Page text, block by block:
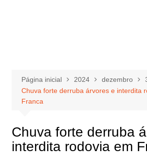
Página inicial 2024 dezembro
Chuva forte derruba árvores e interdita
Franca
Chuva forte derruba
interdita rodovia em